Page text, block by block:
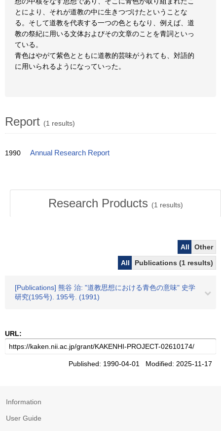
とにより、それが道教の中に生きつづけたということな
る。そして道教を代表する一つの色ともなり、例えば、道
教の祭紀に用いる文体およびその文章のことを青詞といっ
ている。
青色はやがて紫色とともに道教的芸味がうれても、対語的
に用いられるようになっていった。
Report (1 results)
1990 Annual Research Report
Research Products (1 results)
All
Other
All
Publications (1 results)
[Publications] 熊谷 治: "道教思想における青色の意味" 史学
研究(195号). 195号. (1991)
URL:
Published: 1990-04-01 Modified: 2025-11-17
Information
User Guide